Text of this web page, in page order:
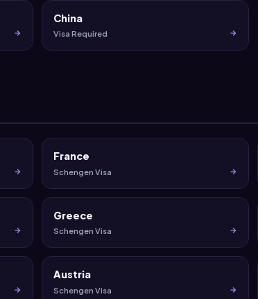
China
Visa Required
France
Schengen Visa
Greece
Schengen Visa
Austria
Schengen Visa